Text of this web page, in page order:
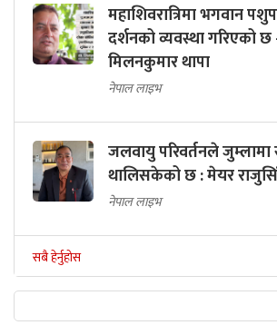
महाशिवरात्रिमा भगवान
दर्शनको व्यवस्था गरिएको छ
मिलनकुमार थापा
नेपाल लाइभ
जलवायु परिवर्तनले
थालिसकेको छ : मेयर
नेपाल लाइभ
सबै हेर्नुहोस